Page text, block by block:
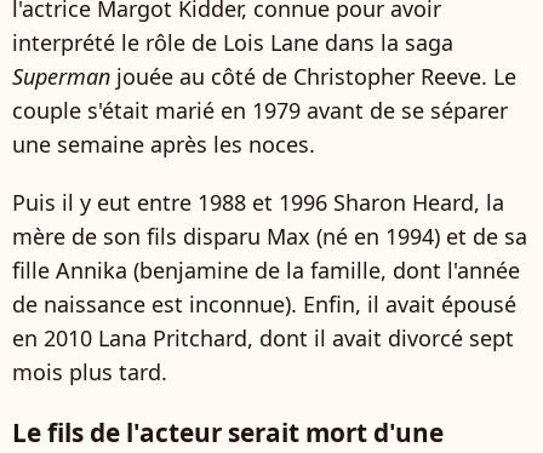
l'actrice Margot Kidder, connue pour avoir
interprété le rôle de Lois Lane dans la saga
Superman jouée au côté de Christopher Reeve. Le
couple s'était marié en 1979 avant de se séparer
une semaine après les noces.
Puis il y eut entre 1988 et 1996 Sharon Heard, la
mère de son fils disparu Max (né en 1994) et de sa
fille Annika (benjamine de la famille, dont l'année
de naissance est inconnue). Enfin, il avait épousé
en 2010 Lana Pritchard, dont il avait divorcé sept
mois plus tard.
Le fils de l'acteur serait mort d'une